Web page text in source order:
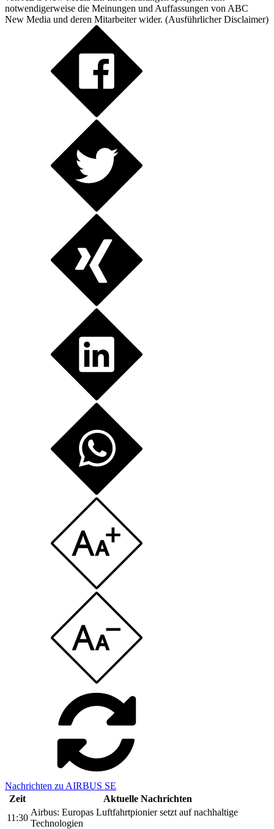
notwendigerweise die Meinungen und Auffassungen von ABC
New Media und deren Mitarbeiter wider. (Ausführlicher Disclaimer)
Nachrichten zu AIRBUS SE
Zeit
Aktuelle Nachrichten
11:30
Airbus: Europas Luftfahrtpionier setzt auf nachhaltige
Technologien